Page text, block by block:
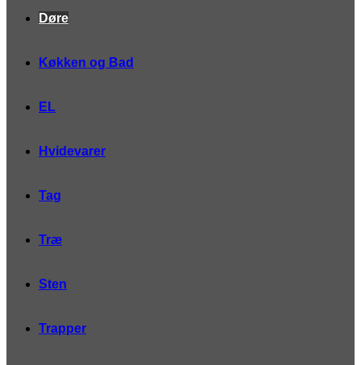
Døre
Køkken og Bad
EL
Hvidevarer
Tag
Træ
Sten
Trapper